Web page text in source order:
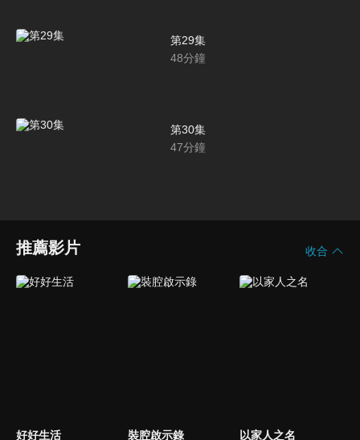
第29集
48分鐘
第30集
47分鐘
推薦影片 收合
好好生活 裝腔啟示錄 以家人之名